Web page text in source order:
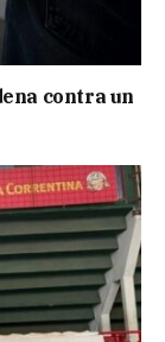
contra un